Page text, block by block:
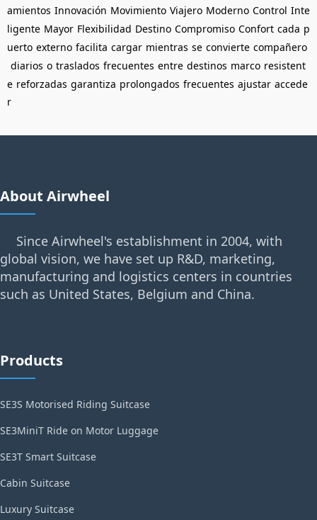
amientos Innovación Movimiento Viajero Moderno Control Inte
ligente Mayor Flexibilidad Destino Compromiso Confort cada p
uerto externo facilita cargar mientras se convierte compañero
diarios o traslados frecuentes entre destinos marco resistent
e reforzadas garantiza prolongados frecuentes ajustar accede
r
About Airwheel
Since Airwheel's establishment in 2004, with
global vision, we have set up R&D, marketing,
manufacturing and logistics centers in countries
such as United States, Belgium and China.
Products
SE3S Motorised Riding Suitcase
SE3MiniT Ride on Motor Luggage
SE3T Smart Suitcase
Cabin Suitcase
Luxury Suitcase